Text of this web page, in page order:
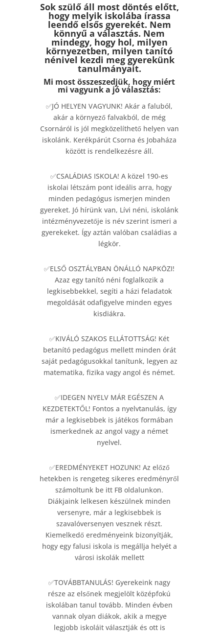
Sok szülő áll most döntés előtt,
hogy melyik iskolába írassa
leendő elsős gyerekét. Nem
könnyű a választás. Nem
mindegy, hogy hol, milyen
környezetben, milyen tanító
nénivel kezdi meg gyerekünk
tanulmányait.
Mi most összeszedjük, hogy miért
mi vagyunk a jó választás:
✅JÓ HELYEN VAGYUNK! Akár a faluból,
akár a környező falvakból, de még
Csornáról is jól megközelíthető helyen van
iskolánk. Kerékpárút Csorna és Jobaháza
között is rendelkezésre áll.
✅CSALÁDIAS ISKOLA! A közel 190-es
iskolai létszám pont ideális arra, hogy
minden pedagógus ismerjen minden
gyereket. Jó hírünk van, Lívi néni, iskolánk
intézményvezetője is név szerint ismeri a
gyerekeket. Így aztán valóban családias a
légkör.
✅ELSŐ OSZTÁLYBAN ÖNÁLLÓ NAPKÖZI!
Azaz egy tanító néni foglalkozik a
legkisebbekkel, segíti a házi feladatok
megoldását odafigyelve minden egyes
kisdiákra.
✅KIVÁLÓ SZAKOS ELLÁTOTTSÁG! Két
betanító pedagógus mellett minden órát
saját pedagógusokkal tanítunk, legyen az
matematika, fizika vagy angol és német.
✅IDEGEN NYELV MÁR EGÉSZEN A
KEZDETEKTŐL! Fontos a nyelvtanulás, így
már a legkisebbek is játékos formában
ismerkednek az angol vagy a német
nyelvel.
✅EREDMÉNYEKET HOZUNK! Az előző
hetekben is rengeteg sikeres eredményről
számoltunk be itt FB oldalunkon.
Diákjaink lelkesen készülnek minden
versenyre, már a legkisebbek is
szavalóversenyen vesznek részt.
Kiemelkedő eredményeink bizonyítják,
hogy egy falusi iskola is megállja helyét a
városi iskolák mellett
✅TOVÁBBTANULÁS! Gyerekeink nagy
része az elsőnek megjelölt középfokú
iskolában tanul tovább. Minden évben
vannak olyan diákok, akik a megye
legjobb iskoláit választják és ott is